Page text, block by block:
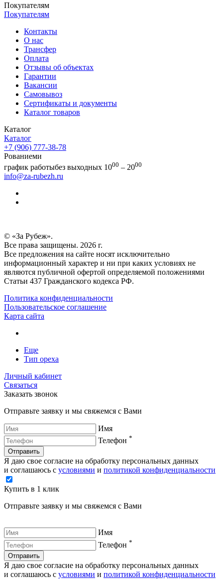
Покупателям
Покупателям
Контакты
О нас
Трансфер
Оплата
Отзывы об объектах
Гарантии
Вакансии
Самовывоз
Сертификаты и документы
Каталог товаров
Каталог
Каталог
+7 (906) 777-38-78
Рованиеми
график работыбез выходных 1000 – 2000
info@za-rubezh.ru
© «За Рубеж».
Все права защищены. 2026 г.
Все предложения на сайте носят исключительно
информационный характер и ни при каких условиях не
являются публичной офертой определяемой положениями
Статьи 437 Гражданского кодекса РФ.
Политика конфиденциальности
Пользовательское соглашение
Карта сайта
Еще
Тип ореха
Личный кабинет
Связаться
Заказать звонок
Отправьте заявку и мы свяжемся с Вами
Имя
Телефон *
Отправить
Я даю свое согласие на обработку персональных данных
и соглашаюсь с условиями и политикой конфиденциальности
Купить в 1 клик
Отправьте заявку и мы свяжемся с Вами
Имя
Телефон *
Отправить
Я даю свое согласие на обработку персональных данных
и соглашаюсь с условиями и политикой конфиденциальности